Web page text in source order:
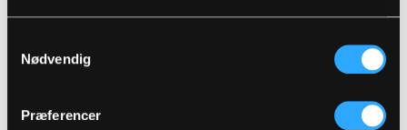
Nødvendig
Præferencer
Justering i taljen
To brystlommer med velcro (ekstra lynlåslomme
på begge lommer)
En indvendig brystlomme med lynlås
EAN: 5708217962504
Plejeinstruktioner: